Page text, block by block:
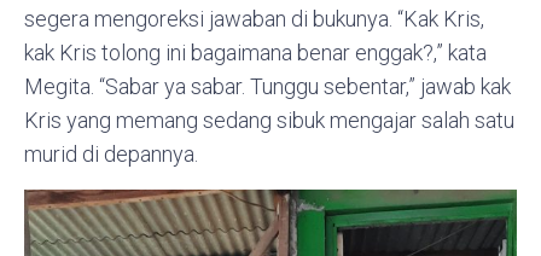
segera mengoreksi jawaban di bukunya. “Kak Kris,
kak Kris tolong ini bagaimana benar enggak?,” kata
Megita. “Sabar ya sabar. Tunggu sebentar,” jawab kak
Kris yang memang sedang sibuk mengajar salah satu
murid di depannya.